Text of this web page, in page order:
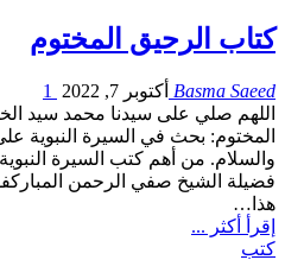
كتاب الرحيق المختوم
Basma Saeed أكتوبر 7, 2022
اللهم صلي على سيدنا محمد سيد
المختوم: بحث في السيرة النبوية
والسلام. من أهم كتب السيرة
فضيلة الشيخ صفي الرحمن
هذا…
إقرأ أكثر ...
كتب